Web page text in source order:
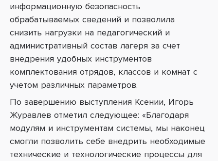
информационную безопасность
обрабатываемых сведений и позволила
снизить нагрузки на педагогический и
административный состав лагеря за счет
внедрения удобных инструментов
комплектования отрядов, классов и комнат с
учетом различных параметров.
По завершению выступления Ксении, Игорь
Журавлев отметил следующее: «Благодаря
модулям и инструментам системы, мы наконец
смогли позволить себе внедрить необходимые
технические и технологические процессы для